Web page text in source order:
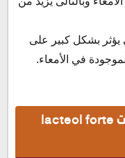
يؤثر بشكل كبير على
في الأمعاء.
الأثار الجانبية لدواء لاكتيول فورت lacteol forte